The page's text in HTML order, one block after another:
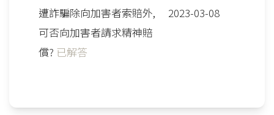
遭詐騙除向加害者索賠外,
可否向加害者請求精神賠
償? 已解答
2023-03-08